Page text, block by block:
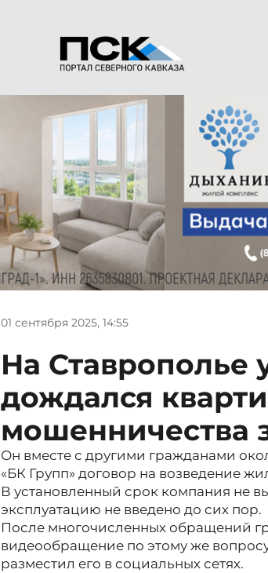
01 сентября 2025, 14:55
На Ставрополье
дождался
мошенничества
Он вместе с другими гражданами
«БК Групп» договор на возведение
В установленный срок компания не
эксплуатацию не введено до сих пор.
После многочисленных обращений
видеообращение по этому же
разместил его в социальных сетях.